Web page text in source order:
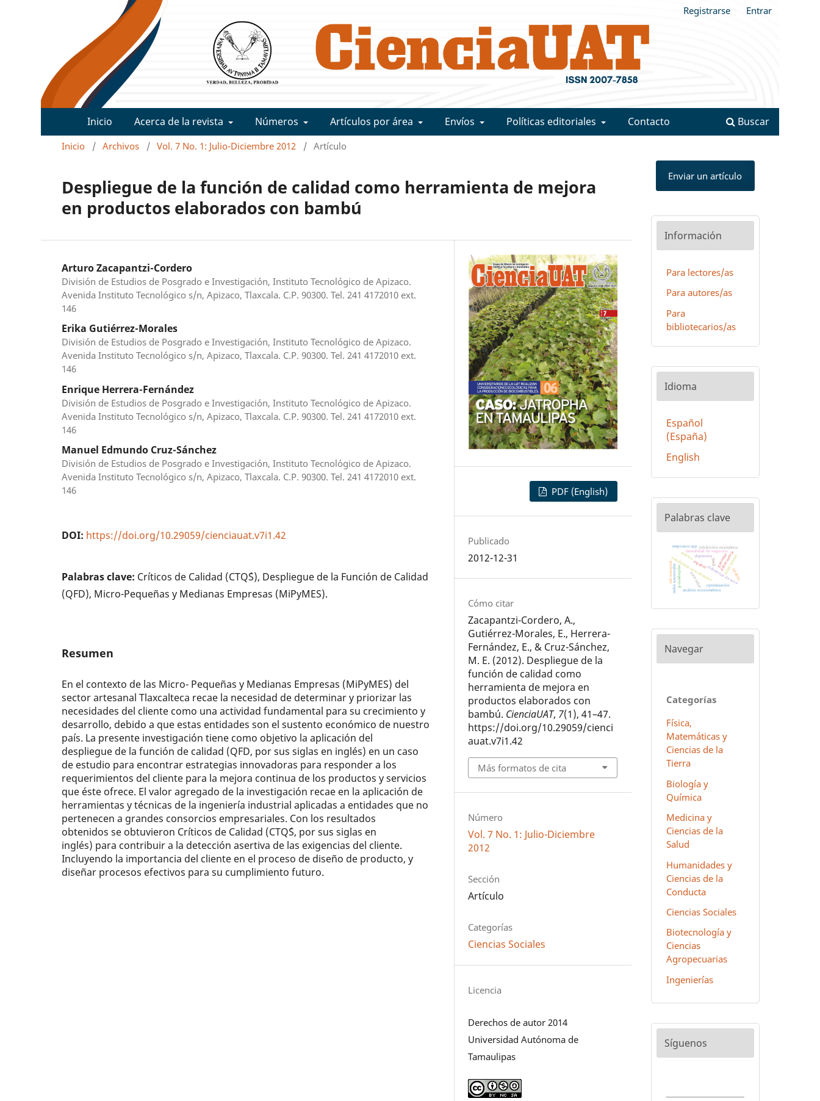
Inicio Acerca de la revista Números Artículos por área Envíos Políticas editoriales Contacto Buscar
Registrarse Entrar
Inicio / Archivos / Vol. 7 No. 1: Julio-Diciembre 2012 / Artículo
Despliegue de la función de calidad como herramienta de mejora
en productos elaborados con bambú
Arturo Zacapantzi-Cordero
División de Estudios de Posgrado e Investigación, Instituto Tecnológico de Apizaco.
Avenida Instituto Tecnológico s/n, Apizaco, Tlaxcala. C.P. 90300. Tel. 241 4172010 ext.
146
Erika Gutiérrez-Morales
División de Estudios de Posgrado e Investigación, Instituto Tecnológico de Apizaco.
Avenida Instituto Tecnológico s/n, Apizaco, Tlaxcala. C.P. 90300. Tel. 241 4172010 ext.
146
Enrique Herrera-Fernández
División de Estudios de Posgrado e Investigación, Instituto Tecnológico de Apizaco.
Avenida Instituto Tecnológico s/n, Apizaco, Tlaxcala. C.P. 90300. Tel. 241 4172010 ext.
146
Manuel Edmundo Cruz-Sánchez
División de Estudios de Posgrado e Investigación, Instituto Tecnológico de Apizaco.
Avenida Instituto Tecnológico s/n, Apizaco, Tlaxcala. C.P. 90300. Tel. 241 4172010 ext.
146
DOI: https://doi.org/10.29059/cienciauat.v7i1.42
Palabras clave: Críticos de Calidad (CTQ´S), Despliegue de la Función de Calidad
(QFD), Micro-Pequeñas y Medianas Empresas (MiPyMES).
Resumen
En el contexto de las Micro- Pequeñas y Medianas Empresas (MiPyMES) del
sector artesanal Tlaxcalteca recae la necesidad de determinar y priorizar las
necesidades del cliente como una actividad fundamental para su crecimiento y
desarrollo, debido a que estas entidades son el sustento económico de nuestro
país. La presente investigación tiene como objetivo la aplicación del
despliegue de la función de calidad (QFD, por sus siglas en inglés) en un caso
de estudio para encontrar estrategias innovadoras para responder a los
requerimientos del cliente para la mejora continua de los productos y servicios
que éste ofrece. El valor agregado de la investigación recae en la aplicación de
herramientas y técnicas de la ingeniería industrial aplicadas a entidades que no
pertenecen a grandes consorcios empresariales. Con los resultados
obtenidos se obtuvieron Críticos de Calidad (CTQ´S, por sus siglas en
inglés) para contribuir a la detección asertiva de las exigencias del cliente.
Incluyendo la importancia del cliente en el proceso de diseño de producto, y
diseñar procesos efectivos para su cumplimiento futuro.
PDF (English)
Publicado
2012-12-31
Cómo citar
Zacapantzi-Cordero, A.,
Gutiérrez-Morales, E., Herrera-
Fernández, E., & Cruz-Sánchez,
M. E. (2012). Despliegue de la
función de calidad como
herramienta de mejora en
productos elaborados con
bambú. CienciaUAT, 7(1), 41–47.
https://doi.org/10.29059/cienci
auat.v7i1.42
Más formatos de cita
Número
Vol. 7 No. 1: Julio-Diciembre
2012
Sección
Artículo
Categorías
Ciencias Sociales
Licencia
Derechos de autor 2014
Universidad Autónoma de
Tamaulipas
Enviar un artículo
Información
Para lectores/as
Para autores/as
Para
bibliotecarios/as
Idioma
Español
(España)
English
Palabras clave
depresión
estudiantes universitariosdiferencias de sexo
salud mental
g-cuádruples
genomas
antivirales
delincuencia
mortalidad de negocios
perú
análisis econométrico
hñähñu
español
redes neuronales
red neuronal
inhibición enzimática
méxico
empoasca spp
optimización
Navegar
Categorías
Física,
Matemáticas y
Ciencias de la
Tierra
Biología y
Química
Medicina y
Ciencias de la
Salud
Humanidades y
Ciencias de la
Conducta
Ciencias Sociales
Biotecnología y
Ciencias
Agropecuarias
Ingenierías
Síguenos